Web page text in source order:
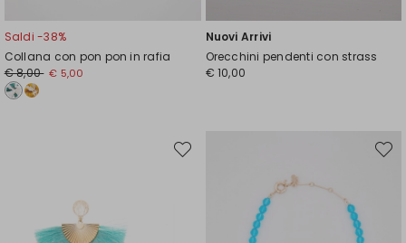
Saldi -38%
Collana con pon pon in rafia
Prezzo
originale
€
€ 8,00 Nuovo
prezzo
€ 5,00
Nuovi Arrivi
Orecchini pendenti con strass
€ 10,00
Sposta